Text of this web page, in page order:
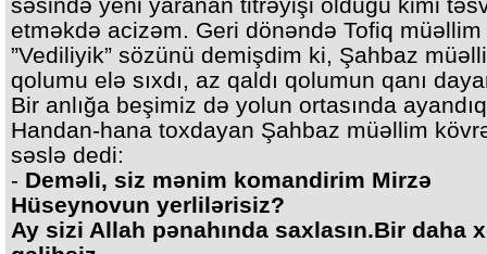
etməkdə acizəm. Geri dönəndə Tofiq
”Vediliyik” sözünü demişdim ki, Şahbaz
qolumu elə sıxdı, az qaldı qolumun qanı
Bir anlığa beşimiz də yolun ortasında
Handan-hana toxdayan Şahbaz müəllim
səslə dedi:
- Deməli, siz mənim komandirim Mirzə
Hüseynovun yerlilərisiz?
Ay sizi Allah pənahında saxlasın.Bir daha